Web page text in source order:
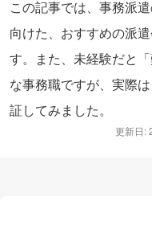
この記事では、事務派
向けた、おすすめの派
す。また、未経験だと
な事務職ですが、実際
証してみました。
更新日: